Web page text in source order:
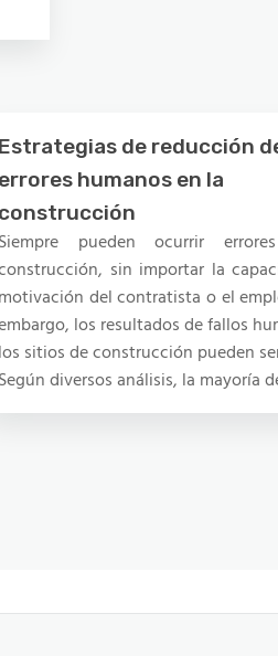
Estrategias de reducción
errores humanos en la
construcción
Siempre pueden ocurrir
sin importar la
motivación del contratista o el
los resultados de fallos
los sitios de construcción pueden
Según diversos análisis, la mayoría